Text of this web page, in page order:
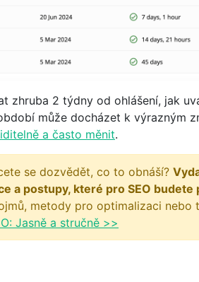
zhruba 2 týdny od ohlášení, jak
může docházet k výrazným
a často měnit.
se dozvědět, co to obnáší?
a postupy, které pro SEO budete
metody pro optimalizaci nebo
Jasně a stručně >>